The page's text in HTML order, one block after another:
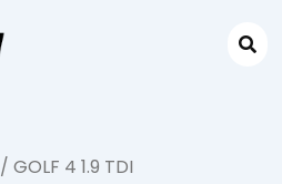
/ GOLF 4 1.9 TDI